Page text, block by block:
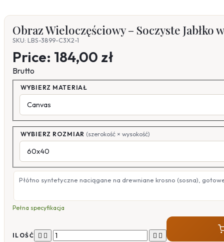
Obraz Wieloczęściowy – Soczyste Jabłko
SKU: LBS-3899-C3X2-1
Price: 184,00 zł
Brutto
WYBIERZ MATERIAŁ
WYBIERZ ROZMIAR (szerokość × wysokość)
Płótno syntetyczne naciągane na drewniane krosno (sosna),
Pełna specyfikacja
ILOŚĆ    